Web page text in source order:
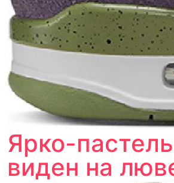
Ярко-
виден на